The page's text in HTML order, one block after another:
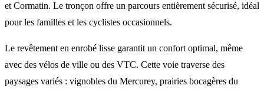
et Cormatin. Le tronçon offre un parcours entièrement sécurisé, idéal
pour les familles et les cyclistes occasionnels.
Le revêtement en enrobé lisse garantit un confort optimal, même
avec des vélos de ville ou des VTC. Cette voie traverse des
paysages variés : vignobles du Mercurey, prairies bocagères du